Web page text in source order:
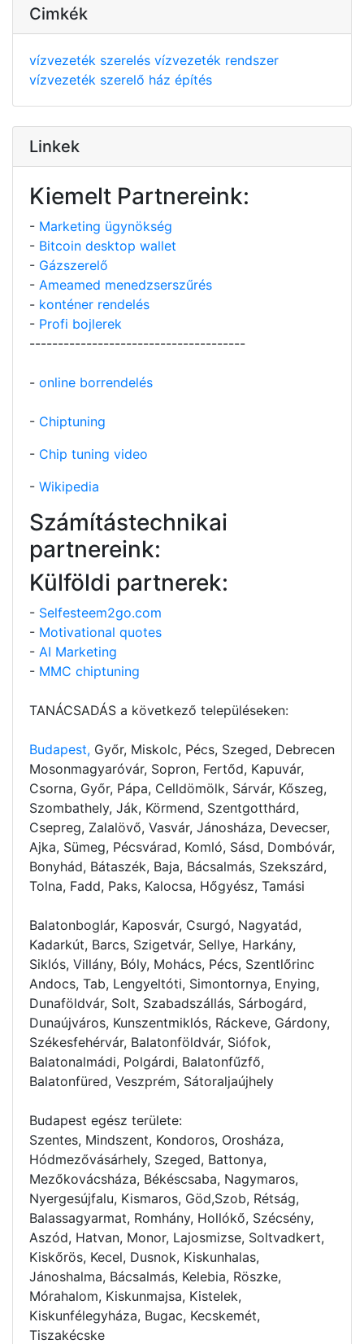
Cimkék
vízvezeték szerelés vízvezeték rendszer
vízvezeték szerelő ház építés
Linkek
Kiemelt Partnereink:
- Marketing ügynökség
- Bitcoin desktop wallet
- Gázszerelő
- Ameamed menedzserszűrés
- konténer rendelés
- Profi bojlerek
--------------------------------------
- online borrendelés
- Chiptuning
- Chip tuning video
- Wikipedia
Számítástechnikai
partnereink:
Külföldi partnerek:
- Selfesteem2go.com
- Motivational quotes
- AI Marketing
- MMC chiptuning
TANÁCSADÁS a következő településeken:
Budapest, Győr, Miskolc, Pécs, Szeged, Debrecen
Mosonmagyaróvár, Sopron, Fertőd, Kapuvár,
Csorna, Győr, Pápa, Celldömölk, Sárvár, Kőszeg,
Szombathely, Ják, Körmend, Szentgotthárd,
Csepreg, Zalalövő, Vasvár, Jánosháza, Devecser,
Ajka, Sümeg, Pécsvárad, Komló, Sásd, Dombóvár,
Bonyhád, Bátaszék, Baja, Bácsalmás, Szekszárd,
Tolna, Fadd, Paks, Kalocsa, Hőgyész, Tamási
Balatonboglár, Kaposvár, Csurgó, Nagyatád,
Kadarkút, Barcs, Szigetvár, Sellye, Harkány,
Siklós, Villány, Bóly, Mohács, Pécs, Szentlőrinc
Andocs, Tab, Lengyeltóti, Simontornya, Enying,
Dunaföldvár, Solt, Szabadszállás, Sárbogárd,
Dunaújváros, Kunszentmiklós, Ráckeve, Gárdony,
Székesfehérvár, Balatonföldvár, Siófok,
Balatonalmádi, Polgárdi, Balatonfűzfő,
Balatonfüred, Veszprém, Sátoraljaújhely
Budapest egész területe:
Szentes, Mindszent, Kondoros, Orosháza,
Hódmezővásárhely, Szeged, Battonya,
Mezőkovácsháza, Békéscsaba, Nagymaros,
Nyergesújfalu, Kismaros, Göd,Szob, Rétság,
Balassagyarmat, Romhány, Hollókő, Szécsény,
Aszód, Hatvan, Monor, Lajosmizse, Soltvadkert,
Kiskőrös, Kecel, Dusnok, Kiskunhalas,
Jánoshalma, Bácsalmás, Kelebia, Röszke,
Mórahalom, Kiskunmajsa, Kistelek,
Kiskunfélegyháza, Bugac, Kecskemét,
Tiszakécske